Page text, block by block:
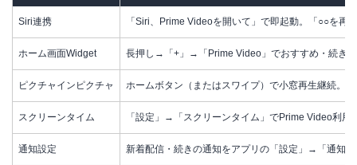
Siri連携 「Siri、Prime Videoを開いて」で即起動。「○○を再
ホーム画面Widget 長押し→「+」→「Prime Video」でおすすめ・続き
ピクチャインピクチャ ホームボタン（またはスワイプ）で小窓再生継続。
スクリーンタイム 「設定」→「スクリーンタイム」でPrime Video利用
通知設定 新着配信・続きの通知をアプリの「設定」→「通知